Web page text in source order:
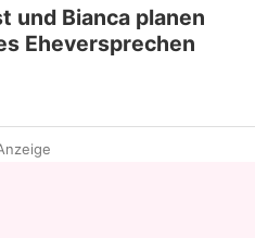
und Bianca planen
Eheversprechen